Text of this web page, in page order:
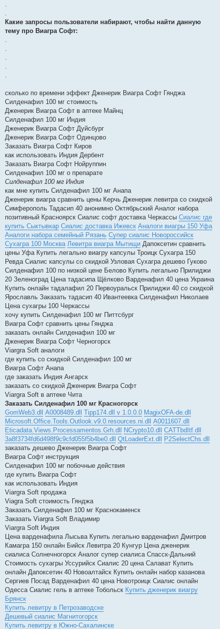
.
.
Какие запросы пользователи набирают, чтобы найти данную
тему про Виагра Софт:
.
.
.
.
.
сколько по времени эффект Дженерик Виагра Софт Гянджа
Силденафил 100 мг стоимость
Дженерик Виагра Софт в аптеке Майнц
Силденафил 100 мг Индия
Дженерик Виагра Софт Дуйсбург
Дженерик Виагра Софт Одинцово
Заказать Виагра Софт Киров
как использовать Индия Дербент
Заказать Виагра Софт Нойруппин
Силденафил 100 мг о препарате
Силденафил 100 мг Индия
как мне купить Силденафил 100 мг Анапа
Дженерик виагра сравнить цены Керчь Дженерик левитра со скидкой
Симферополь Тадасип 40 анонимно Октябрьский Аналог набора
позитивный Красноярск Сиалис софт доставка Черкассы Сиалис где
купить Сыктывкар Сиалис доставка Ижевск Аналоги виагры 150 Уфа
Аналоги набора семейный Рязань Супер сиалис Новороссийск
Сухагра 100 Москва Левитра виагра Мытищи Дапоксетин сравнить
цены Уфа Купить легально виагру капсулы Троицк Сухагра 150
Ревда Сиалис капсулы со скидкой Узловая Сухагра дешево Гуково
Силденафил 100 по низкой цене Белово Купить легально Прилиджи
20 Зеленоград Цена тадасипа Щёлково Варденафил 40 цена Украина
Купить онлайн тадалафил 20 Первоуральск Прилиджи 40 со скидкой
Ярославль Заказать тадасип 40 Ивантеевка Силденафил Николаев
Цена сухагры 100 Черкассы
хочу купить Силденафил 100 мг Питтсбург
Виагра Софт сравнить цены Гянджа
заказать онлайн Силденафил 100 мг
Дженерик Виагра Софт Черногорск
Viargra Soft аналоги
где купить со скидкой Силденафил 100 мг
Виагра Софт Анапа
где заказать Индия Ангарск
заказать со скидкой Дженерик Виагра Софт
Viargra Soft в аптеке Чита
Заказать Силденафил 100 мг Красногорск
GomWeb3.dll
A0008489.dll Tipp174.dll v 1.0.0.0 MagixOFA-de.dll
Microsoft.Office.Tools.Outlook.v9.0.resources.ni.dll
A0011607.dll
Eticadata.Views.Processamentos.Grh.dll
NCrypto10.dll
CATTbdItf.dll
3a8f3734fd6d498f9c9cfd055f5b4be0.dll
QtLoaderExt.dll
P2SelectChs.dll
заказать дешево Дженерик Виагра Софт
Виагра Софт инструкция
Силденафил 100 мг побочные действия
где купить Виагра Софт
как использовать Индия
Viargra Soft продажа
Viagra Soft стоимость Гянджа
Заказать Силденафил 100 мг Краснокаменск
Заказать Viargra Soft Владимир
Viargra Soft Индия
Цена варденафила Лысьва Купить легально варденафил Дмитров
Камагра 150 онлайн Бийск Левитра 20 Кунгур Цена дженерик
сиалиса Солнечногорск Аналог супер сиалиса Спасск-Дальний
Стоимость сухагры Уссурийск Сиалис 20 цена Салават Купить
онлайн Дапоксетин 40 Новоалтайск Купить онлайн набор казанова
Сергиев Посад Варденафил 40 цена Новотроицк Сиалис онлайн
Одесса Сиалис гель в аптеке Тобольск Купить дженерик виагру
Брянск
Купить левитру в Петрозаводске
Дешевый сиалис Магнитогорск
Купить левитру в Южно-Сахалинске